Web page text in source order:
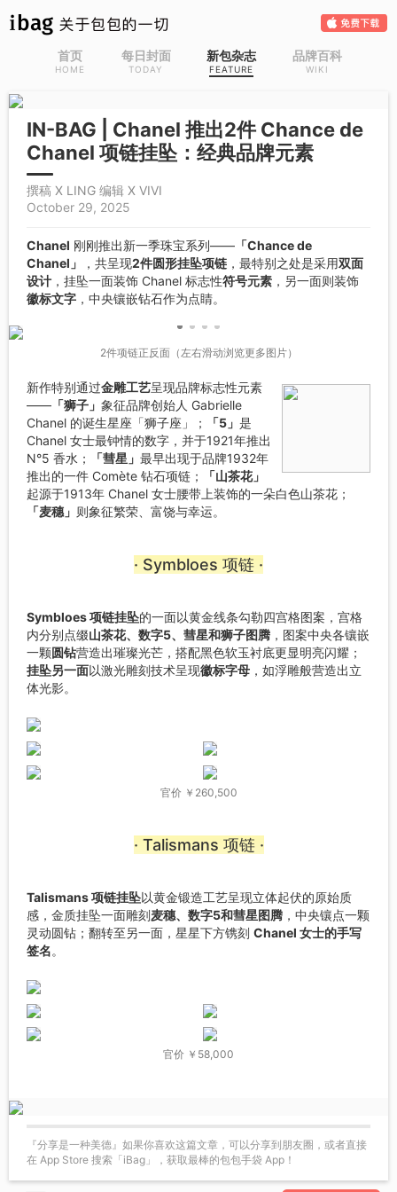
首页
HOME
每日封面
TODAY
新包杂志
FEATURE
品牌百科
WIKI
IN-BAG | Chanel 推出2件 Chance de
Chanel 项链挂坠：经典品牌元素
撰稿 X LING 编辑 X VIVI
October 29, 2025
Chanel 刚刚推出新一季珠宝系列—— 「Chance de
Chanel」
，共呈现2件圆形挂坠项链 ，最特别之处是采用双面
设计 ，挂坠一面装饰 Chanel 标志性符号元素 ，另一面则装饰
徽标文字 ，中央镶嵌钻石作为点睛。
2件项链正反面（左右滑动浏览更多图片）
新作特别通过金雕工艺呈现品牌标志性元素
—— 「狮子」 象征品牌创始人 Gabrielle
Chanel 的诞生星座「狮子座」；
「5」 是
Chanel 女士最钟情的数字，并于1921年推出
N°5 香水；
「彗星」 最早出现于品牌1932年
推出的一件 Comète 钻石项链；
「山茶花」
起源于1913年 Chanel 女士腰带上装饰的一朵白色山茶花；
「麦穗」 则象征繁荣、富饶与幸运。
· Symbloes 项链 ·
Symbloes 项链挂坠的一面以黄金线条勾勒四宫格图案，宫格
内分别点缀山茶花、数字5、彗星和狮子图腾 ，图案中央各镶嵌
一颗圆钻营造出璀璨光芒，搭配黑色软玉衬底更显明亮闪耀；
挂坠另一面以激光雕刻技术呈现徽标字母 ，如浮雕般营造出立
体光影。
官价 ￥260,500
· Talismans 项链 ·
Talismans 项链挂坠以黄金锻造工艺呈现立体起伏的原始质
感，金质挂坠一面雕刻麦穗、数字5和彗星图腾 ，中央镶点一颗
灵动圆钻；翻转至另一面，星星下方镌刻 Chanel 女士的手写
签名。
官价 ￥58,000
『分享是一种美德』如果你喜欢这篇文章，可以分享到朋友圈，或者直接
在 App Store 搜索「iBag」，获取最棒的包包手袋 App！